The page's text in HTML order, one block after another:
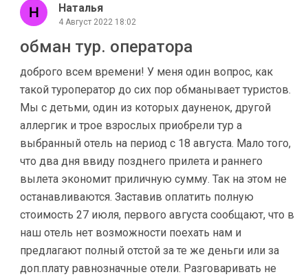
Наталья
4 Август 2022 18:02
обман тур. оператора
доброго всем времени! У меня один вопрос, как
такой туроператор до сих пор обманывает туристов.
Мы с детьми, один из которых дауненок, другой
аллергик и трое взрослых приобрели тур а
выбранный отель на период с 18 августа. Мало того,
что два дня ввиду позднего прилета и раннего
вылета экономит приличную сумму. Так на этом не
останавливаются. Заставив оплатить полную
стоимость 27 июля, первого августа сообщают, что в
наш отель нет возможности поехать нам и
предлагают полный отстой за те же деньги или за
доп.плату равнозначные отели. Разговаривать не